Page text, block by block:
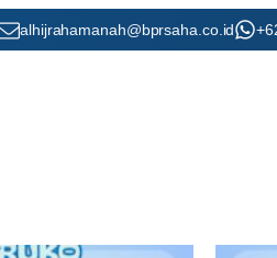
alhijrahamanah@bprsaha.co.id